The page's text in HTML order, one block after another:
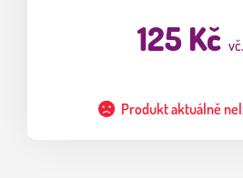
125 Kč
Produkt aktuálně